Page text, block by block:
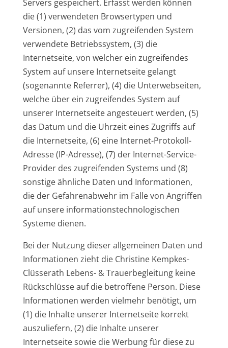
Servers gespeichert. Erfasst werden können
die (1) verwendeten Browsertypen und
Versionen, (2) das vom zugreifenden System
verwendete Betriebssystem, (3) die
Internetseite, von welcher ein zugreifendes
System auf unsere Internetseite gelangt
(sogenannte Referrer), (4) die Unterwebseiten,
welche über ein zugreifendes System auf
unserer Internetseite angesteuert werden, (5)
das Datum und die Uhrzeit eines Zugriffs auf
die Internetseite, (6) eine Internet-Protokoll-
Adresse (IP-Adresse), (7) der Internet-Service-
Provider des zugreifenden Systems und (8)
sonstige ähnliche Daten und Informationen,
die der Gefahrenabwehr im Falle von Angriffen
auf unsere informationstechnologischen
Systeme dienen.
Bei der Nutzung dieser allgemeinen Daten und
Informationen zieht die Christine Kempkes-
Clüsserath Lebens- & Trauerbegleitung keine
Rückschlüsse auf die betroffene Person. Diese
Informationen werden vielmehr benötigt, um
(1) die Inhalte unserer Internetseite korrekt
auszuliefern, (2) die Inhalte unserer
Internetseite sowie die Werbung für diese zu